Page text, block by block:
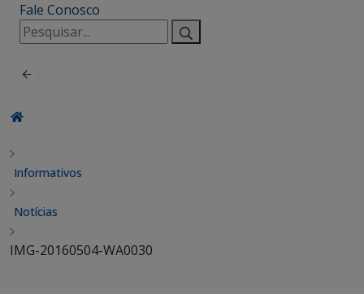
Fale Conosco
Pesquisar
por:
Informativos
Notícias
IMG-20160504-WA0030